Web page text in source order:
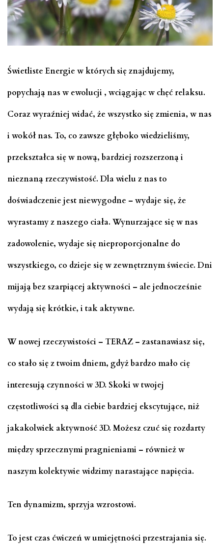
Świetliste Energie w których się znajdujemy,
popychają nas w ewolucji , wciągając w chęć relaksu.
Coraz wyraźniej widać, że wszystko się zmienia, w nas
i wokół nas. To, co zawsze głęboko wiedzieliśmy,
przekształca się w nową, bardziej rozszerzoną i
nieznaną rzeczywistość. Dla wielu z nas to
doświadczenie jest niewygodne – wydaje się, że
wyrastamy z naszego ciała. Wynurzające się w nas
zadowolenie, wydaje się nieproporcjonalne do
wszystkiego, co dzieje się w zewnętrznym świecie. Dni
mijają bez szarpiącej aktywności – ale jednocześnie
wydają się krótkie, i tak aktywne.
W nowej rzeczywistości – TERAZ – zastanawiasz się,
co stało się z twoim dniem, gdyż bardzo mało cię
interesują czynności w 3D. Skoki w twojej
częstotliwości są dla ciebie bardziej ekscytujące, niż
jakakolwiek aktywność 3D. Możesz czuć się rozdarty
między sprzecznymi pragnieniami – również w
naszym kolektywie widzimy narastające napięcia.
Ten dynamizm, sprzyja wzrostowi.
To jest czas ćwiczeń w umiejętności przestrajania się.